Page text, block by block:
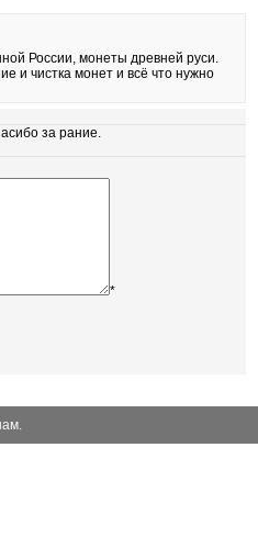
России, монеты древней руси.
и чистка монет и всё что нужно
за рание.
*